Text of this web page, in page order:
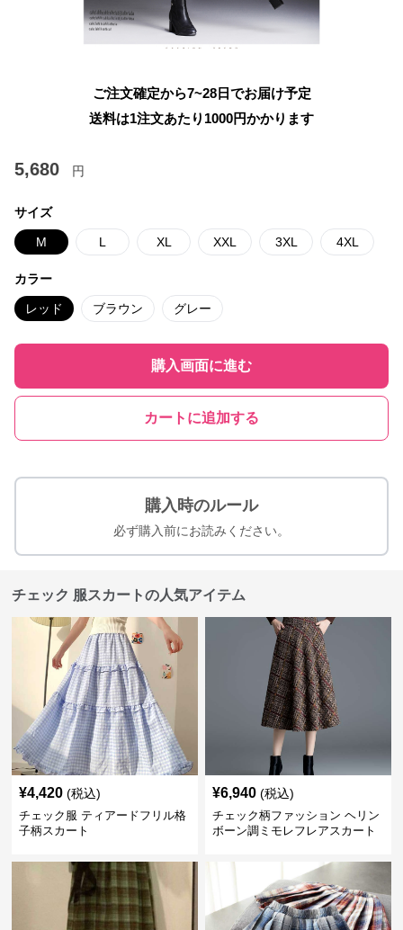
ご注文確定から7~28日でお届け予定
送料は1注文あたり 1000円かかります
5,680 円
サイズ
M L XL XXL 3XL 4XL
カラー
レッド ブラウン グレー
購入画面に進む
カートに追加する
購入時のルール
必ず購入前にお読みください。
チェック 服スカートの人気アイテム
¥4,420 (税込)
チェック服 ティアードフリル格
子柄スカート
¥6,940 (税込)
チェック柄ファッション ヘリン
ボーン調ミモレフレアスカート